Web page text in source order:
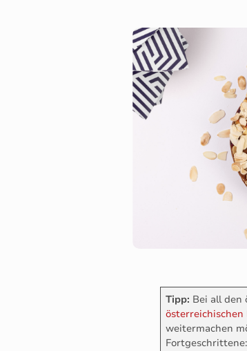
Tipp: Bei all den
österreichischen
weitermachen